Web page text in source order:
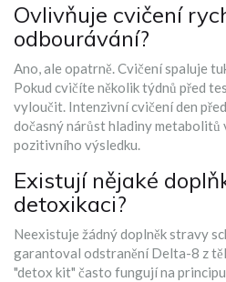
Ovlivňuje cvičení
odbourávání?
Ano, ale opatrně. Cvičení spaluje
Pokud cvičíte několik týdnů před
vyloučit. Intenzivní cvičení den
dočasný nárůst hladiny metabolitů
pozitivního výsledku.
Existují nějaké
detoxikaci?
Neexistuje žádný doplněk stravy
garantoval odstranění Delta-8 z
"detox kit" často fungují na